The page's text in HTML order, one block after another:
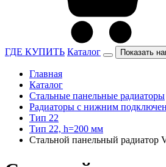
ГДЕ КУПИТЬ Каталог Показать
Главная
Каталог
Стальные панельные радиаторы
Радиаторы c нижним
Тип 22
Тип 22, h=200 мм
Стальной панельный радиатор